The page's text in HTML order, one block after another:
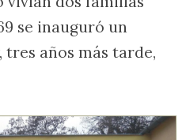
se inauguró un
tres años más tarde,